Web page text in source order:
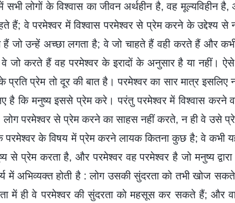
सभी लोगों के विश्वास का जीवन अर्थहीन है, वह मूल्यविहीन
हैं; वे परमेश्वर में विश्वास परमेश्वर से प्रेम करने के उद्देश्य
हैं जो उन्हें अच्छा लगता है; वे जो चाहते हैं वही करते हैं और कभी
जो करते हैं वह परमेश्वर के इरादों के अनुसार है या नहीं।
प्रति प्रेम तो दूर की बात है। परमेश्वर का सार मात्र
है कि मनुष्य इससे प्रेम करे। परंतु परमेश्वर में विश्वास करने
लोग परमेश्वर से प्रेम करने का साहस नहीं करते, न ही वे उसे
परमेश्वर के विषय में प्रेम करने लायक कितना कुछ है; वे कभी
से प्रेम करता है, और परमेश्वर वह परमेश्वर है जो मनुष्य
में अभिव्यक्त होती है : लोग उसकी सुंदरता को तभी खोज
में ही वे परमेश्वर की सुंदरता को महसूस कर सकते हैं;